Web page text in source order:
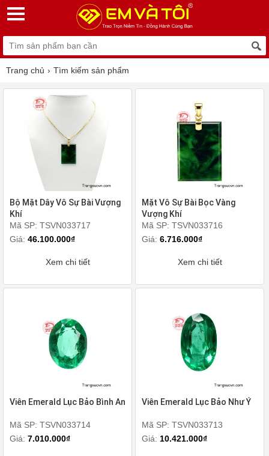
Trang chủ Tìm kiếm sản phẩm
Bộ Mặt Dây Vô Sự Bài Vượng
Khí
Mã SP: TSVN033717
Giá: 46.100.000₫
Xem chi tiết
Mặt Vô Sự Bài Bọc Vàng
Vượng Khí
Mã SP: TSVN033716
Giá:6.716.000₫
Xem chi tiết
Viên Emerald Lục Bảo Bình An
Mã SP: TSVN033714
Giá: 7.010.000₫
Viên Emerald Lục Bảo Như Ý
Mã SP: TSVN033713
Giá: 10.421.000₫